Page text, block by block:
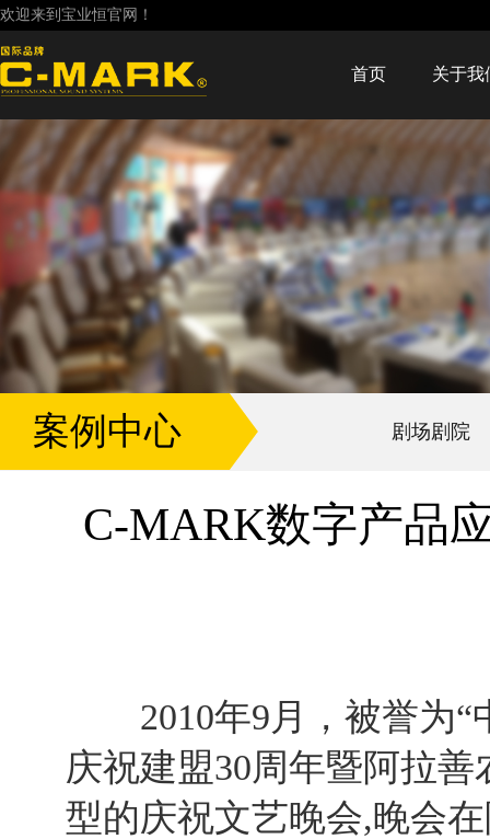
欢迎来到宝业恒官网！
首页 关于我
案例中心 剧场剧院
C-MARK数字产品
2010年9月，被誉为“
庆祝建盟30周年暨阿拉
型的庆祝文艺晚会,晚会